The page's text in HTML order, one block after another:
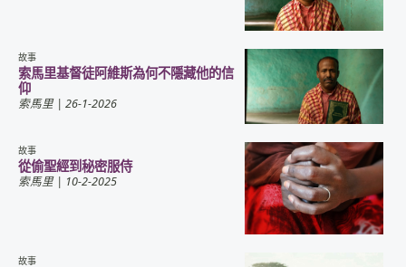
故事
索馬里基督徒阿維斯為何不隱藏他的信
仰
索馬里| 26-1-2026
故事
從偷聖經到秘密服侍
索馬里| 10-2-2025
故事